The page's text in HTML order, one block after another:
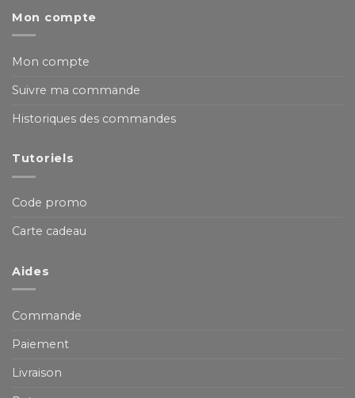
Mon compte
Mon compte
Suivre ma commande
Historiques des commandes
Tutoriels
Code promo
Carte cadeau
Aides
Commande
Paiement
Livraison